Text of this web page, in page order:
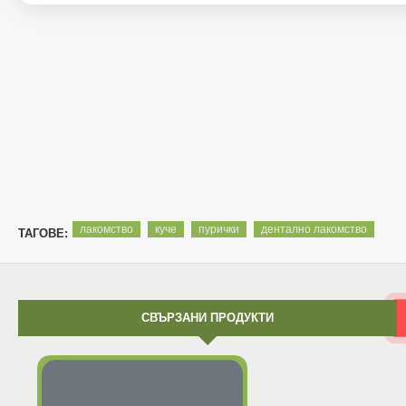
ТАГОВЕ: лакомство куче пурички дентално лакомство
СВЪРЗАНИ ПРОДУКТИ